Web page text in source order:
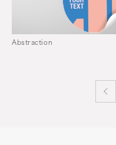
Abstraction